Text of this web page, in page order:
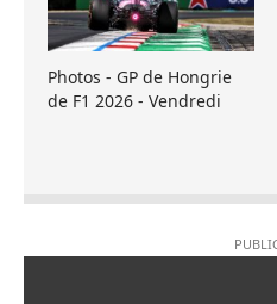
Photos - GP de Hongrie
de F1 2026 - Vendredi